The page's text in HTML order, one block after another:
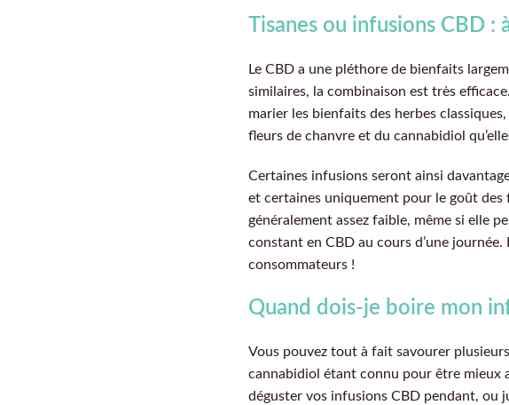
Tisanes ou infusions CBD
Le CBD a une pléthore de bienfaits
similaires, la combinaison est très
marier les bienfaits des herbes
fleurs de chanvre et du cannabidiol
Certaines infusions seront ainsi
et certaines uniquement pour le goût des
généralement assez faible, même si elle
constant en CBD au cours d’une
consommateurs !
Quand dois-je boire mon
Vous pouvez tout à fait savourer
cannabidiol étant connu pour être mieux
déguster vos infusions CBD pendant, ou